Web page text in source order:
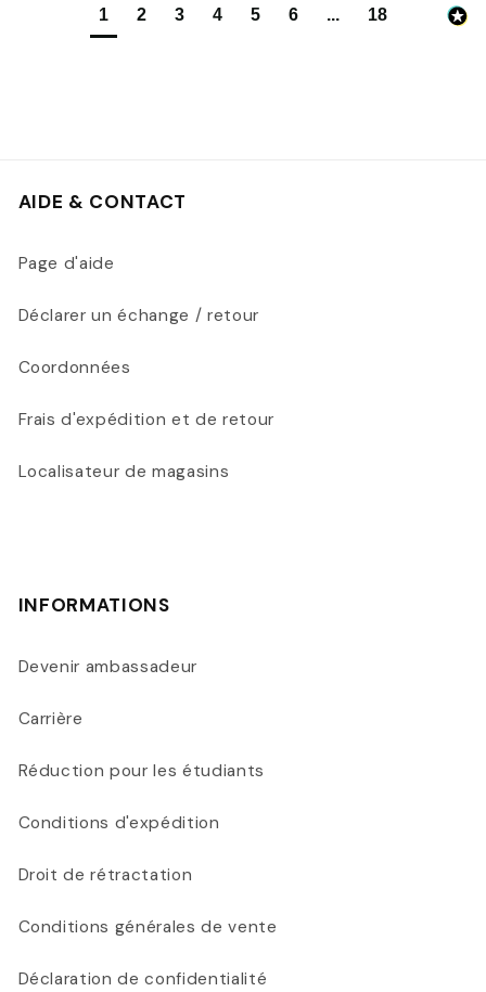
1 2 3 4 5 6 ... 18
AIDE & CONTACT
Page d'aide
Déclarer un échange / retour
Coordonnées
Frais d'expédition et de retour
Localisateur de magasins
INFORMATIONS
Devenir ambassadeur
Carrière
Réduction pour les étudiants
Conditions d'expédition
Droit de rétractation
Conditions générales de vente
Déclaration de confidentialité